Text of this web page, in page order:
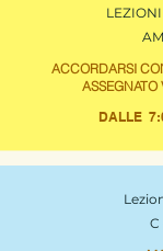
ACCORDARSI
ASSEGNATO
DALLE
C